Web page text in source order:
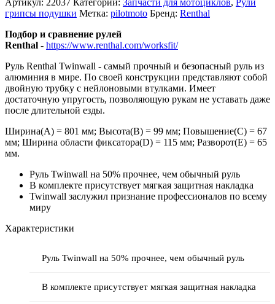
грипсы подушки Метка: pilotmoto Бренд: Renthal
Подбор и сравнение рулей
Renthal - https://www.renthal.com/worksfit/
Руль Renthal Twinwall - самый прочный и безопасный руль из
алюминия в мире. По своей конструкции представляют собой
двойную трубку с нейлоновыми втулками. Имеет
достаточную упругость, позволяющую рукам не уставать даже
после длительной езды.
Ширина(А) = 801 мм; Высота(В) = 99 мм; Повышение(C) = 67
мм; Ширина области фиксатора(D) = 115 мм; Разворот(Е) = 65
мм.
Руль Twinwall на 50% прочнее, чем обычный руль
В комплекте присутствует мягкая защитная накладка
Twinwall заслужил признание профессионалов по всему
миру
Характеристики
Руль Twinwall на 50% прочнее, чем обычный руль
В комплекте присутствует мягкая защитная накладка